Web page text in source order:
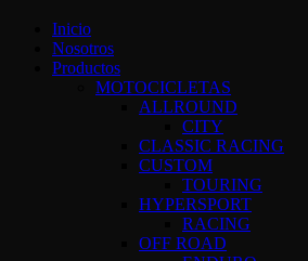
Inicio
Nosotros
Productos
MOTOCICLETAS
ALLROUND
CITY
CLASSIC RACING
CUSTOM
TOURING
HYPERSPORT
RACING
OFF ROAD